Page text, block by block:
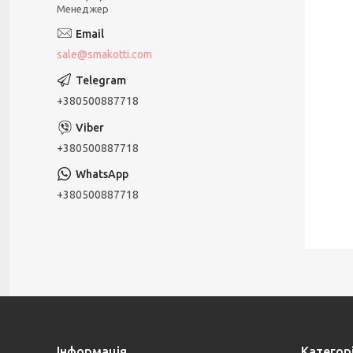
Менеджер
sale@smakotti.com
+380500887718
+380500887718
+380500887718